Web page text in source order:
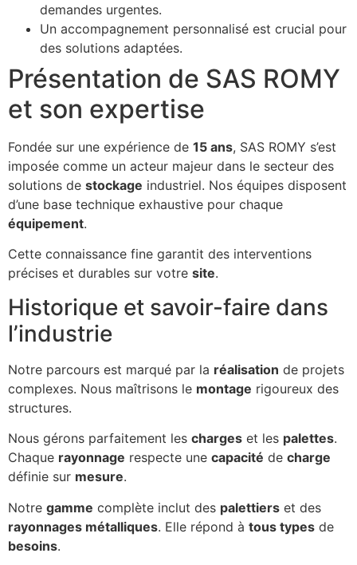
demandes urgentes.
Un accompagnement personnalisé est crucial pour
des solutions adaptées.
Présentation de SAS ROMY
et son expertise
Fondée sur une expérience de 15 ans, SAS ROMY s’est
imposée comme un acteur majeur dans le secteur des
solutions de stockage industriel. Nos équipes disposent
d’une base technique exhaustive pour chaque
équipement.
Cette connaissance fine garantit des interventions
précises et durables sur votre site.
Historique et savoir-faire dans
l’industrie
Notre parcours est marqué par la réalisation de projets
complexes. Nous maîtrisons le montage rigoureux des
structures.
Nous gérons parfaitement les charges et les palettes.
Chaque rayonnage respecte une capacité de charge
définie sur mesure.
Notre gamme complète inclut des palettiers et des
rayonnages métalliques. Elle répond à tous types de
besoins.